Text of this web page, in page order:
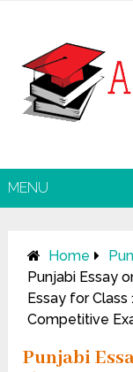
MENU
Home
Punjabi Essay
Essay for Class
Competitive
Punjabi